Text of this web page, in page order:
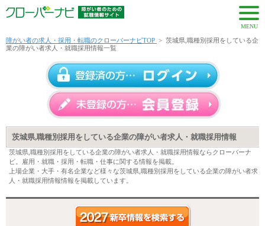
MENU
障がい者の求人・採用・転職のクローバーナビTOP > 茨城県,職種別採用をしている企
業の障がい者求人・就職採用情報一覧
茨城県,職種別採用をしている企業の障がい者求人・就職採用情報
茨城県,職種別採用をしている企業の障がい者求人・就職採用情報ならクローバーナ
ビ。雇用・就職・採用・転職・仕事に関する情報を掲載。
上場企業・大手・有名企業など様々な茨城県,職種別採用をしている企業の障がい者求
人・就職採用情報情報を掲載しています。